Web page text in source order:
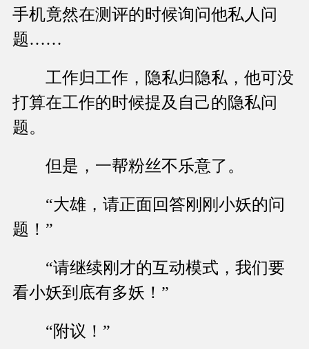
手机竟然在测评的时候询问他私人问
题……
工作归工作，隐私归隐私，他可没
打算在工作的时候提及自己的隐私问
题。
但是，一帮粉丝不乐意了。
“大雄，请正面回答刚刚小妖的问
题！”
“请继续刚才的互动模式，我们要
看小妖到底有多妖！”
“附议！”